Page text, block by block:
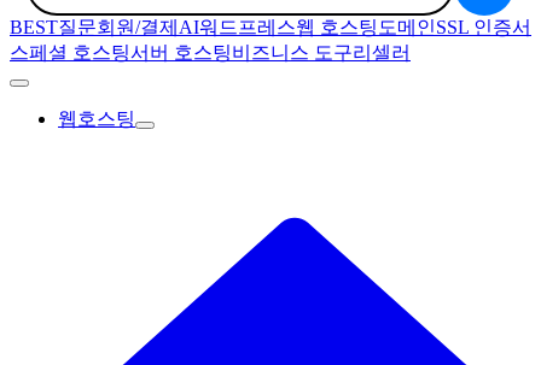
BEST질문회원/결제 AI워드프레스웹 호스팅 도메인SSL 인증서
스페셜 호스팅서버 호스팅비즈니스 도구리셀러
웹호스팅